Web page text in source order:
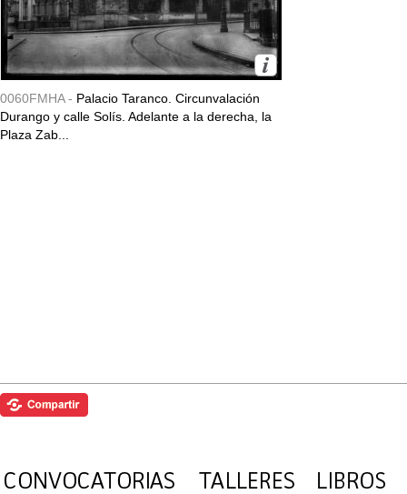
0060FMHA - Palacio Taranco. Circunvalación
Durango y calle Solís. Adelante a la derecha, la
Plaza Zab...